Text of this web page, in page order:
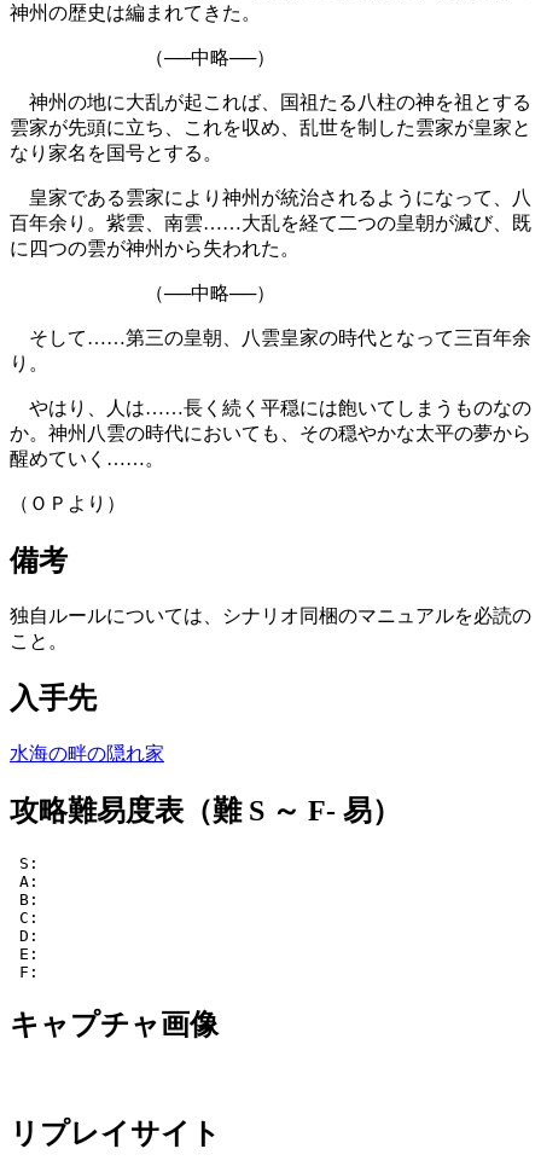
神州の歴史は編まれてきた。
（──中略──）
神州の地に大乱が起これば、国祖たる八柱の神を祖とする
雲家が先頭に立ち、これを収め、乱世を制した雲家が皇家と
なり家名を国号とする。
皇家である雲家により神州が統治されるようになって、八
百年余り。紫雲、南雲……大乱を経て二つの皇朝が滅び、既
に四つの雲が神州から失われた。
（──中略──）
そして……第三の皇朝、八雲皇家の時代となって三百年余
り。
やはり、人は……長く続く平穏には飽いてしまうものなの
か。神州八雲の時代においても、その穏やかな太平の夢から
醒めていく……。
（ＯＰより）
備考
独自ルールについては、シナリオ同梱のマニュアルを必読の
こと。
入手先
水海の畔の隠れ家
攻略難易度表（難 S ～ F- 易）
S:
A:
B:
C:
D:
E:
F:
キャプチャ画像
リプレイサイト